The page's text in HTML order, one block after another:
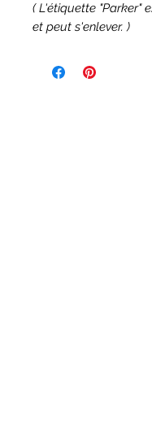
( L'étiquette "Parker"
et peut s'enlever. )